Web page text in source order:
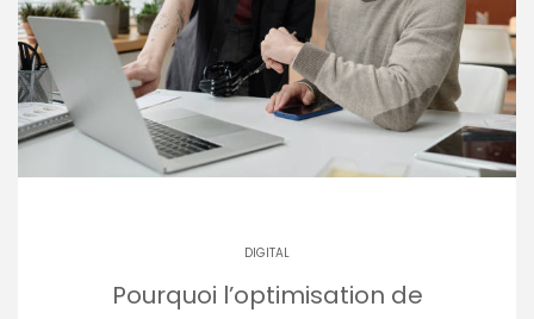
DIGITAL
Pourquoi l’optimisation de